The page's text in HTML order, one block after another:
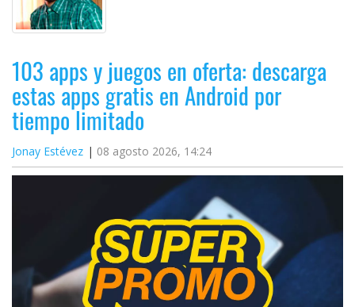
103 apps y juegos en oferta: descarga
estas apps gratis en Android por
tiempo limitado
Jonay Estévez 08 agosto 2026, 14:24